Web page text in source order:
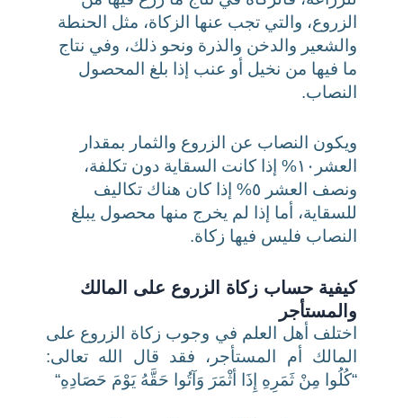
الزروع، والتي تجب عنها الزكاة، مثل الحنطة
والشعير والدخن والذرة ونحو ذلك، وفي نتاج
ما فيها من نخيل أو عنب إذا بلغ المحصول
النصاب.
ويكون النصاب عن الزروع والثمار بمقدار
العشر١٠% إذا كانت السقاية دون تكلفة،
ونصف العشر ٥% إذا كان هناك تكاليف
للسقاية، أما إذا لم يخرج منها محصول يبلغ
النصاب فليس فيها زكاة.
كيفية حساب زكاة الزروع على المالك
والمستأجر
اختلف أهل العلم في وجوب زكاة الزروع على
المالك أم المستأجر، فقد قال الله تعالى:
“كُلُوا مِنْ ثَمَرِهِ إِذَا أثْمَرَ وَآتُوا حَقَّهُ يَوْمَ حَصَادِهِ“